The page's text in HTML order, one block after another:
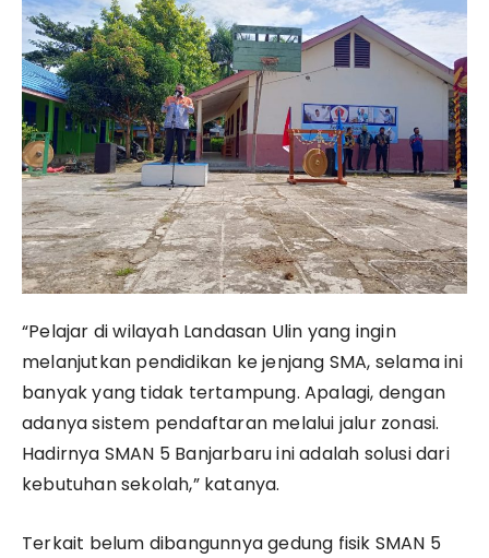
“Pelajar di wilayah Landasan Ulin yang ingin
melanjutkan pendidikan ke jenjang SMA, selama ini
banyak yang tidak tertampung. Apalagi, dengan
adanya sistem pendaftaran melalui jalur zonasi.
Hadirnya SMAN 5 Banjarbaru ini adalah solusi dari
kebutuhan sekolah,” katanya.
Terkait belum dibangunnya gedung fisik SMAN 5